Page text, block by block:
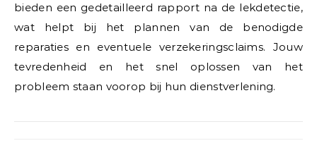
bieden een gedetailleerd rapport na de lekdetectie,
wat helpt bij het plannen van de benodigde
reparaties en eventuele verzekeringsclaims. Jouw
tevredenheid en het snel oplossen van het
probleem staan voorop bij hun dienstverlening.